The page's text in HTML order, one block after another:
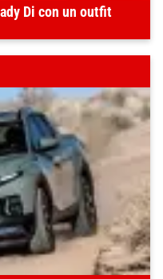
Di con un outfit